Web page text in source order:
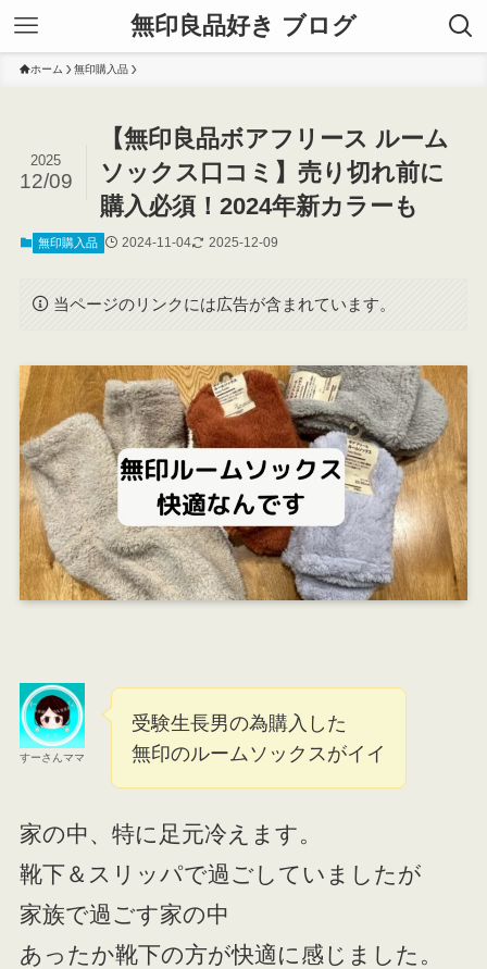
無印良品好き ブログ
ホーム 無印購入品
【無印良品ボアフリース ルーム
ソックス口コミ】売り切れ前に
購入必須！2024年新カラーも
2025
12/09
無印購入品 2024-11-04 2025-12-09
当ページのリンクには広告が含まれています。
すーさんママ
受験生長男の為購入した
無印のルームソックスがイイ
家の中、特に足元冷えます。
靴下＆スリッパで過ごしていましたが
家族で過ごす家の中
あったか靴下の方が快適に感じました。